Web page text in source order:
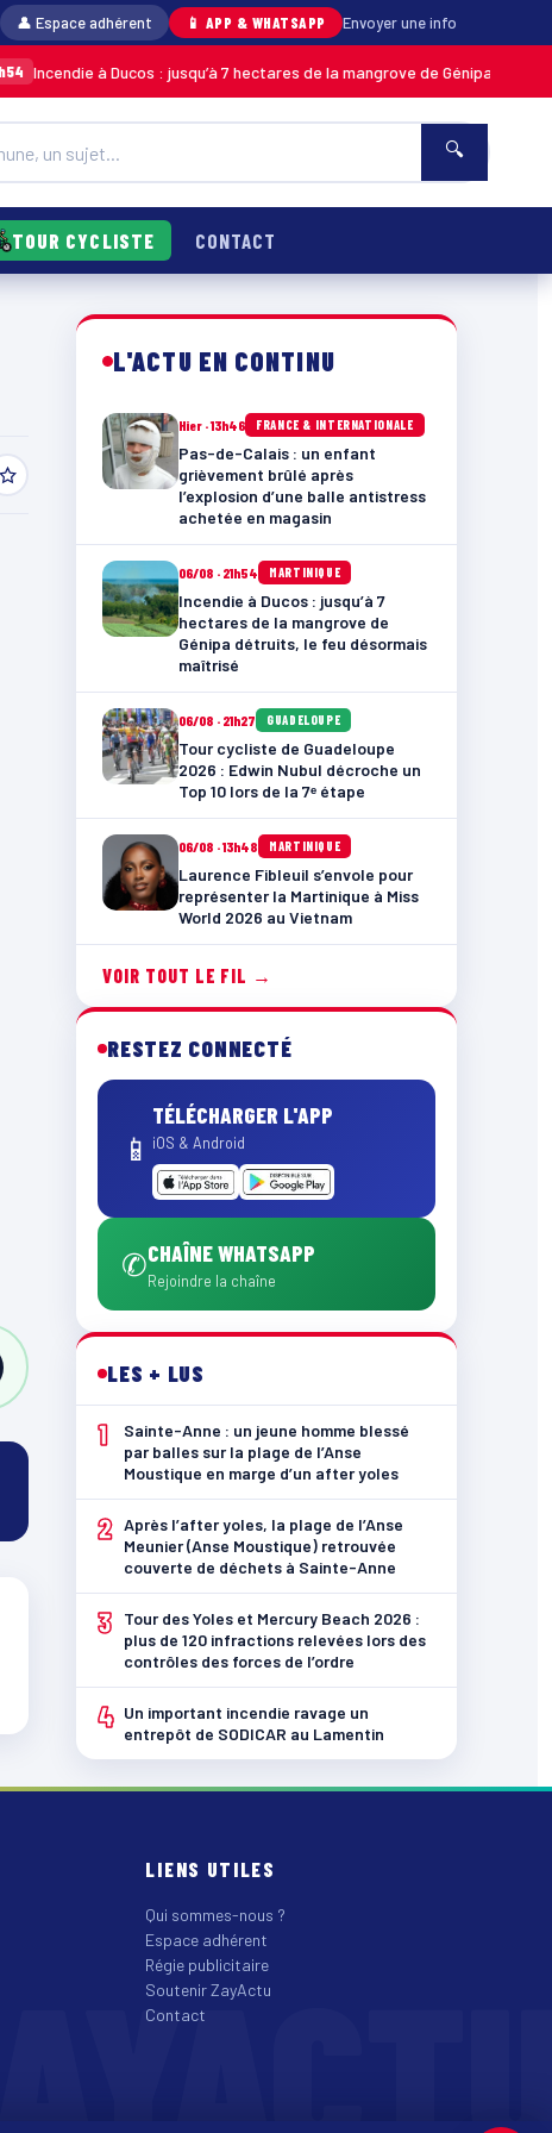
👤 Espace adhérent 📱 APP & WHATSAPP Envoyer une info
Incendie à Ducos : jusqu’à 7 hectares de la mangrove de Génipa détruits,
🔍
TOUR CYCLISTE CONTACT
L'ACTU EN CONTINU
Hier · 13h46 FRANCE & INTERNATIONALE
Pas-de-Calais : un enfant
grièvement brûlé après
l’explosion d’une balle antistress
achetée en magasin
06/08 · 21h54 MARTINIQUE
Incendie à Ducos : jusqu’à 7
hectares de la mangrove de
Génipa détruits, le feu désormais
maîtrisé
06/08 · 21h27 GUADELOUPE
Tour cycliste de Guadeloupe
2026 : Edwin Nubul décroche un
Top 10 lors de la 7ᵉ étape
06/08 · 13h48 MARTINIQUE
Laurence Fibleuil s’envole pour
représenter la Martinique à Miss
World 2026 au Vietnam
VOIR TOUT LE FIL →
RESTEZ CONNECTÉ
📱
TÉLÉCHARGER L'APP
iOS & Android
✆CHAÎNE WHATSAPP
Rejoindre la chaîne
LES + LUS
1
Sainte-Anne : un jeune homme blessé
par balles sur la plage de l’Anse
Moustique en marge d’un after yoles
2 Après l’after yoles, la plage de l’Anse
Meunier (Anse Moustique) retrouvée
couverte de déchets à Sainte-Anne
3
Tour des Yoles et Mercury Beach 2026 :
plus de 120 infractions relevées lors des
contrôles des forces de l’ordre
4 Un important incendie ravage un
entrepôt de SODICAR au Lamentin
LIENS UTILES
Qui sommes-nous ?
Espace adhérent
Régie publicitaire
Soutenir ZayActu
Contact